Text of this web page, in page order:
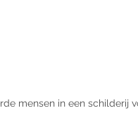
mensen in een schilderij